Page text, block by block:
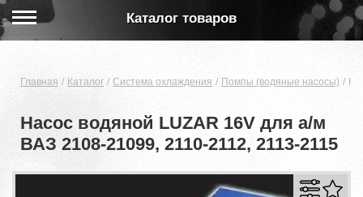
Каталог товаров
Главная Каталог Система охлаждения Помпы (водяные насосы)
Насос водяной LUZAR 16V для а/м
ВАЗ 2108-21099, 2110-2112, 2113-2115